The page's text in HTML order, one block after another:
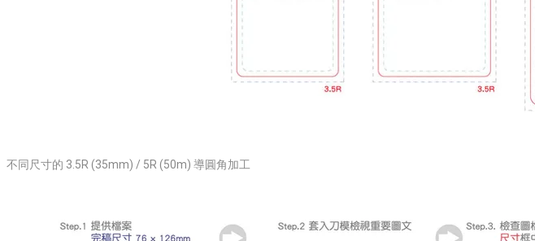
不同尺寸的 3.5R (35mm) / 5R (50m) 導圓角加工